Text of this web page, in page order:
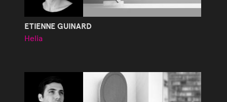
ETIENNE GUINARD
Helia